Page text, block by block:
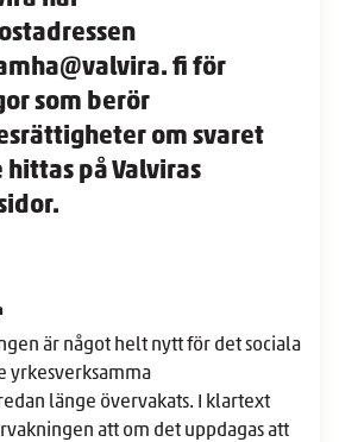
fi för
som berör
om svaret
hittas på Valviras
är något helt nytt för det sociala
yrkesverksamma
länge övervakats. I klartext
att om det uppdagas att